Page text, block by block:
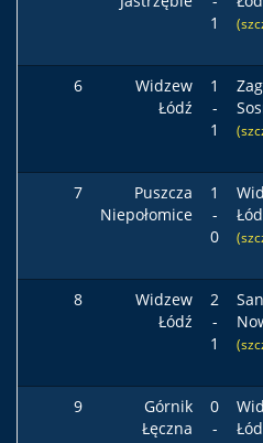
1
6
Widzew
Łódź
1
-
1
7
Puszcza
Niepołomice
1
-
0
8
Widzew
Łódź
2
-
1
9
Górnik
Łęczna
0
-